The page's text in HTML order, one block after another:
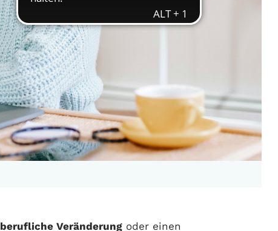
berufliche Veränderung oder einen